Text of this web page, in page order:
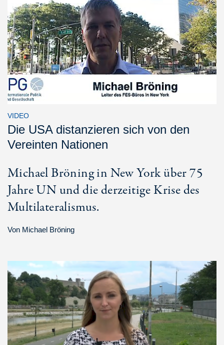
VIDEO
Die USA distanzieren sich von den
Vereinten Nationen
Michael Bröning in New York über 75
Jahre UN und die derzeitige Krise des
Multilateralismus.
Von Michael Bröning